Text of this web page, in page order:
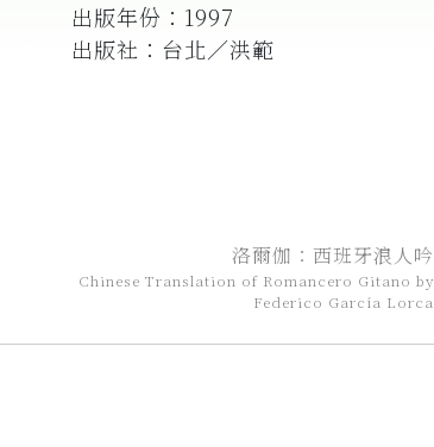
出版年份：1997
出版社：台北／洪範
洛爾伽：西班牙浪人吟
Chinese Translation of Romancero Gitano by
Federico García Lorca